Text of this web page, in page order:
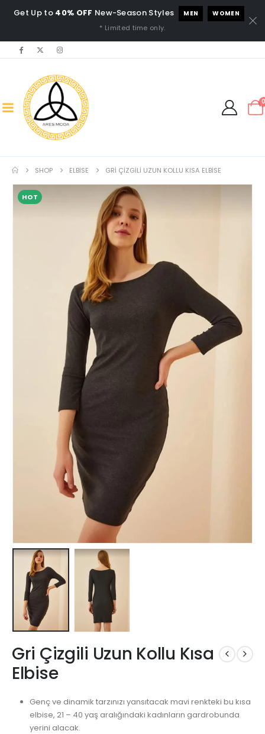
Get Up to 40% OFF New-Season Styles MEN WOMEN
* Limited time only.
SHOP ELBISE GRI ÇIZGILI UZUN KOLLU KISA ELBISE
HOT
Gri Çizgili Uzun Kollu Kısa
Elbise
Genç ve dinamik tarzınızı yansıtacak mavi renkteki bu kısa
elbise, 21 – 40 yaş aralığındaki kadınların gardrobunda
yerini alacak.